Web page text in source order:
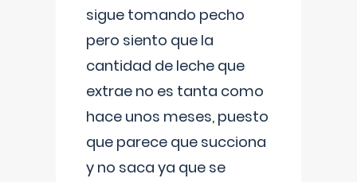
sigue tomando pecho
pero siento que la
cantidad de leche que
extrae no es tanta como
hace unos meses, puesto
que parece que succiona
y no saca ya que se